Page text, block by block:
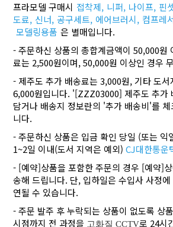
프라모델 구매시 접착제, 니퍼, 나이프, 핀
도료, 신너, 공구세트, 에어브러시, 컴프레
모델링용품 은 별매입니다.
- 주문하신 상품의 총합계금액이 50,000원
료는 2,500원이며, 50,000원 이상인 경우
- 제주도 추가 배송료는 3,000원, 기타 도
6,000원입니다. '[ZZZ03000] 제주도 추가
담거나 배송지 정보란의 '추가 배송비'를
니다.
- 주문하신 상품은 입금 확인 당일 (또는 익
1~2일 이내(도서 지역은 예외)CJ대한통운
- [예약]상품을 포함한 주문의 경우 [예약]
송해 드립니다. 단, 입하일은 수입사 사정
연될 수 있습니다.
- 주문 발주 후 누락되는 상품이 없도록 상
시점까지 전 과정을 고화질 CCTV로 24시